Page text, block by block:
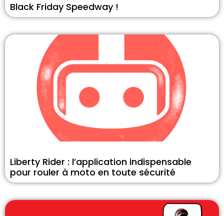
Black Friday Speedway !
Liberty Rider : l’application indispensable
pour rouler à moto en toute sécurité